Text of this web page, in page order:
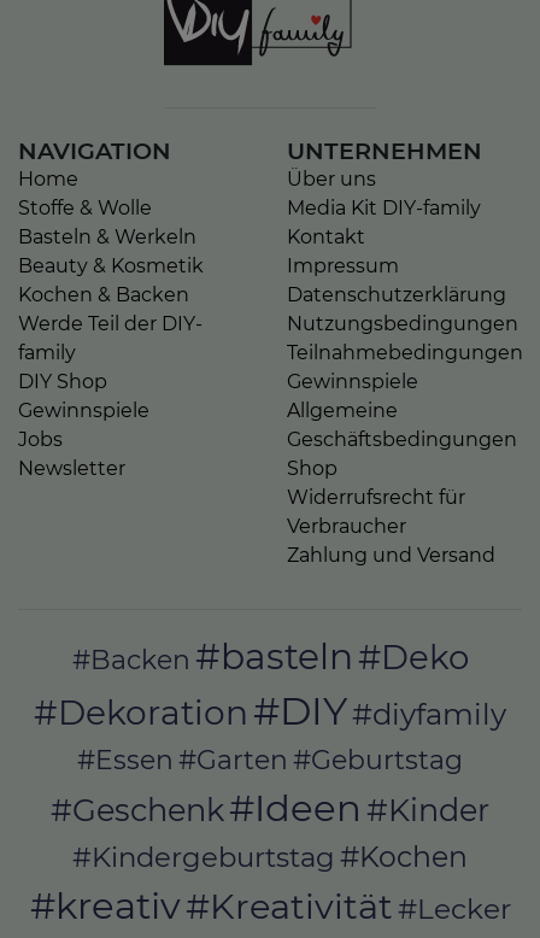
NAVIGATION
Home
Stoffe & Wolle
Basteln & Werkeln
Beauty & Kosmetik
Kochen & Backen
Werde Teil der DIY-
family
DIY Shop
Gewinnspiele
Jobs
Newsletter
UNTERNEHMEN
Über uns
Media Kit DIY-family
Kontakt
Impressum
Datenschutzerklärung
Nutzungsbedingungen
Teilnahmebedingungen
Gewinnspiele
Allgemeine
Geschäftsbedingungen
Shop
Widerrufsrecht für
Verbraucher
Zahlung und Versand
#Backen #basteln #Deko
#Dekoration #DIY#diyfamily
#Essen #Garten #Geburtstag
#Geschenk#Ideen #Kinder
#Kindergeburtstag #Kochen
#kreativ#Kreativität#Lecker